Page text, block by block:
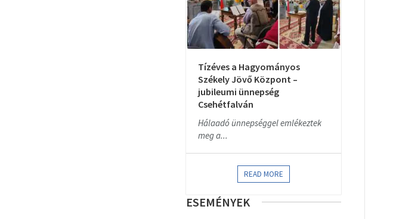
Tízéves a Hagyományos
Székely Jövő Központ –
jubileumi ünnepség
Csehétfalván
Hálaadó ünnepséggel emlékeztek
meg a...
READ MORE
ESEMÉNYEK